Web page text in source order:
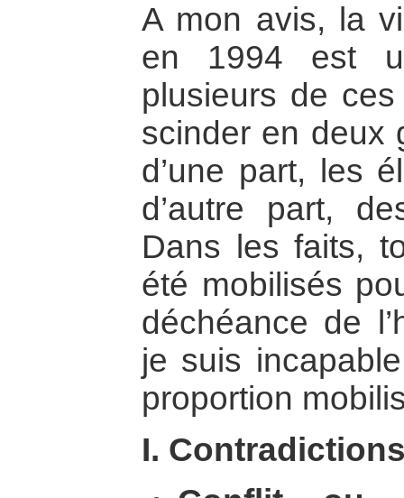
A mon avis, la
en 1994 est
plusieurs de
scinder en deux
d’une part, les
d’autre part,
Dans les faits,
été mobilisés
déchéance de
je suis
proportion
I.